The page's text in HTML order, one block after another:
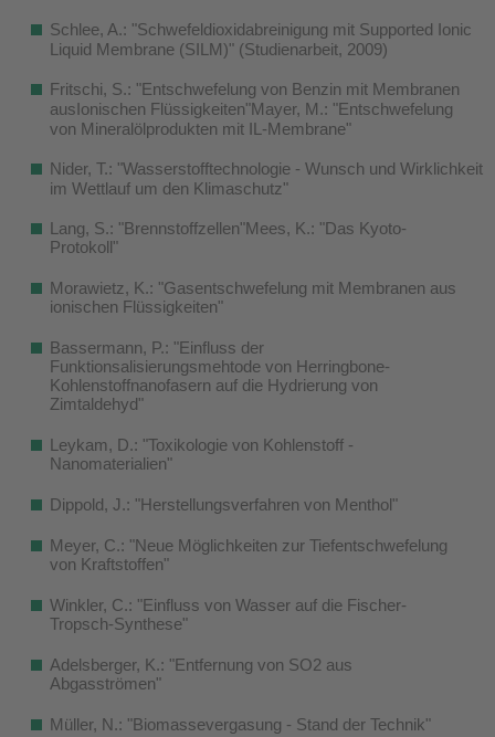
Schlee, A.: "Schwefeldioxidabreinigung mit Supported Ionic
Liquid Membrane (SILM)" (Studienarbeit, 2009)
Fritschi, S.: "Entschwefelung von Benzin mit Membranen
ausIonischen Flüssigkeiten"Mayer, M.: "Entschwefelung
von Mineralölprodukten mit IL-Membrane"
Nider, T.: "Wasserstofftechnologie - Wunsch und Wirklichkeit
im Wettlauf um den Klimaschutz"
Lang, S.: "Brennstoffzellen"Mees, K.: "Das Kyoto-
Protokoll"
Morawietz, K.: "Gasentschwefelung mit Membranen aus
ionischen Flüssigkeiten"
Bassermann, P.: "Einfluss der
Funktionsalisierungsmehtode von Herringbone-
Kohlenstoffnanofasern auf die Hydrierung von
Zimtaldehyd"
Leykam, D.: "Toxikologie von Kohlenstoff -
Nanomaterialien"
Dippold, J.: "Herstellungsverfahren von Menthol"
Meyer, C.: "Neue Möglichkeiten zur Tiefentschwefelung
von Kraftstoffen"
Winkler, C.: "Einfluss von Wasser auf die Fischer-
Tropsch-Synthese"
Adelsberger, K.: "Entfernung von SO2 aus
Abgasströmen"
Müller, N.: "Biomassevergasung - Stand der Technik"